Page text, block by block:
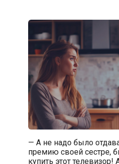
— А не надо было
премию своей сестре,
купить этот телевизор!